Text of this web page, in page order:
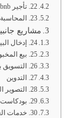
22. تأجير Airbnb
23. المحاسبة أونلاين
مشاريع
24. إدخال البيانات
25. بيع المخبوزات المنزلية
26. التسويق بالعمولة
27. التدوين
28. التصوير الفوتوغرافي
29. بودكاست
30. خدمات العناية بالحيوانات الأليفة